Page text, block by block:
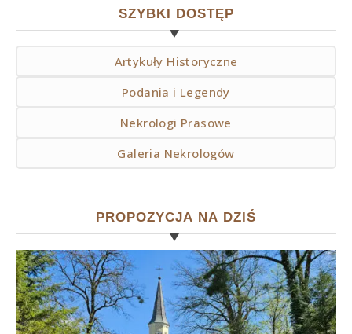
SZYBKI DOSTĘP
Artykuły Historyczne
Podania i Legendy
Nekrologi Prasowe
Galeria Nekrologów
PROPOZYCJA NA DZIŚ